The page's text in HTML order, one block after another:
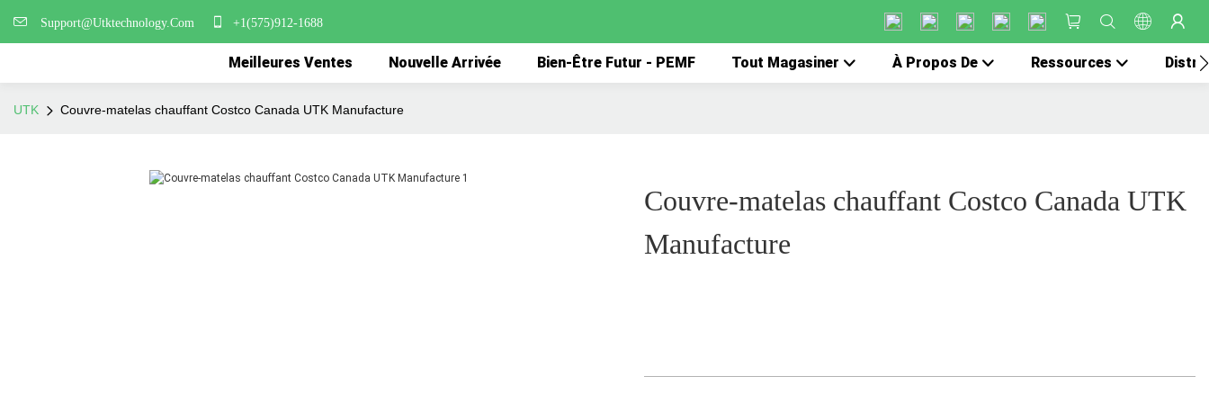
Support@Utktechnology.Com +1(575)912-1688
Meilleures Ventes Nouvelle Arrivée Bien-Être Futur - PEMF Tout Magasiner À Propos De Ressources
UTK Couvre-matelas chauffant Costco Canada UTK Manufacture
Couvre-matelas chauffant Costco Canada UTK
Manufacture